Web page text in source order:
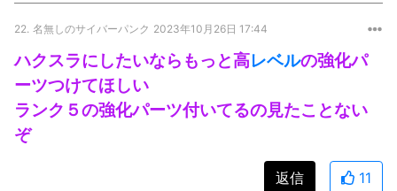
22. 名無しのサイバーパンク 2023年10月26日 17:44
ハクスラにしたいならもっと高レベルの強化パ
ーツつけてほしい
ランク５の強化パーツ付いてるの見たことない
ぞ
返信 11